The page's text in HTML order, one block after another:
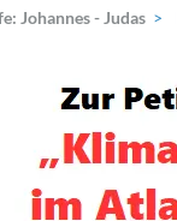
Johannes - Judas >